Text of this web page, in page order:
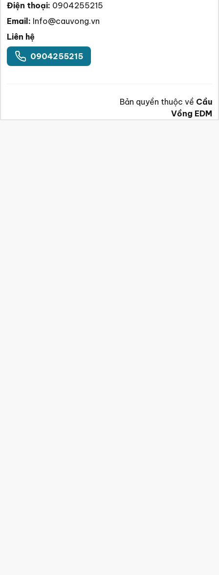
Điện thoại: 0904255215
Email: Info@cauvong.vn
Liên hệ
0904255215
Bản quyền thuộc về Cầu
Vồng EDM